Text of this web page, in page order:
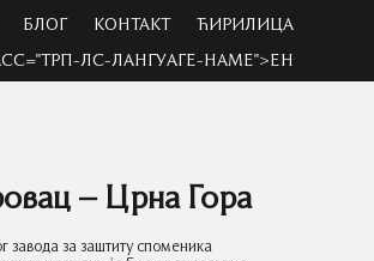
БЛОГ КОНТАКТ ЋИРИЛИЦА
ЛС-ЛАНГУАГЕ-НАМЕ">ЕН
– Црна Гора
за заштиту споменика